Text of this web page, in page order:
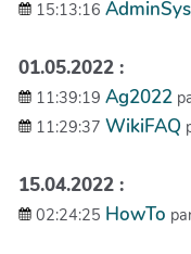
15:13:16
01.05.2022 :
11:39:19 Ag2022
11:29:37 WikiFAQ
15.04.2022 :
02:24:25 HowTo